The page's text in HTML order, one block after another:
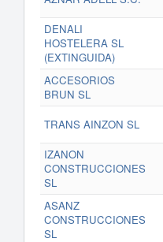
DENALI
HOSTELERA SL
(EXTINGUIDA)
ACCESORIOS
BRUN SL
TRANS AINZON SL
IZANON
CONSTRUCCIONES
SL
ASANZ
CONSTRUCCIONES
SL